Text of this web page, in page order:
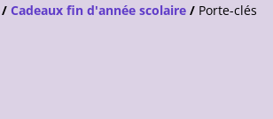
/ Cadeaux fin d'année scolaire / Porte-clés